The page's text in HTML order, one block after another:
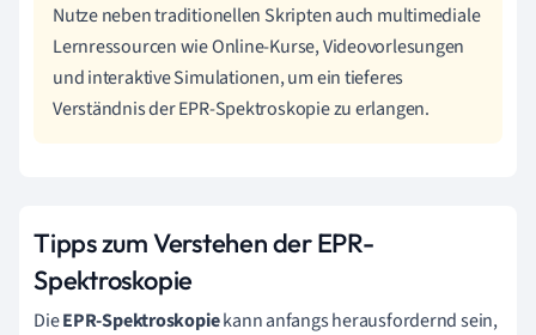
Nutze neben traditionellen Skripten auch multimediale
Lernressourcen wie Online-Kurse, Videovorlesungen
und interaktive Simulationen, um ein tieferes
Verständnis der EPR-Spektroskopie zu erlangen.
Tipps zum Verstehen der EPR-
Spektroskopie
DieEPR-Spektroskopiekann anfangs herausfordernd sein,